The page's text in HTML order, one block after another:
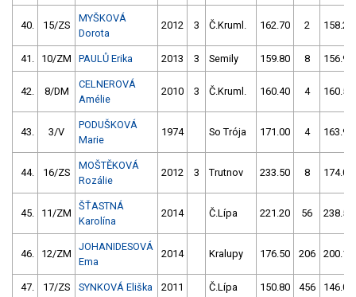
40. 15/ZS
MYŠKOVÁ
Dorota
2012 3 Č.Kruml. 162.70 2 158.20
41. 10/ZM PAULŮ Erika 2013 3 Semily 159.80 8 156.90
42. 8/DM
CELNEROVÁ
Amélie
2010 3 Č.Kruml. 160.40 4 160.50
43. 3/V
PODUŠKOVÁ
Marie
1974 So Trója 171.00 4 163.90
44. 16/ZS
MOŠTĚKOVÁ
Rozálie
2012 3 Trutnov 233.50 8 174.00
45. 11/ZM
ŠŤASTNÁ
Karolína
2014 Č.Lípa 221.20 56 238.50
46. 12/ZM
JOHANIDESOVÁ
Ema
2014 Kralupy 176.50 206 200.10
47. 17/ZS SYNKOVÁ Eliška 2011 Č.Lípa 150.80 456 146.00